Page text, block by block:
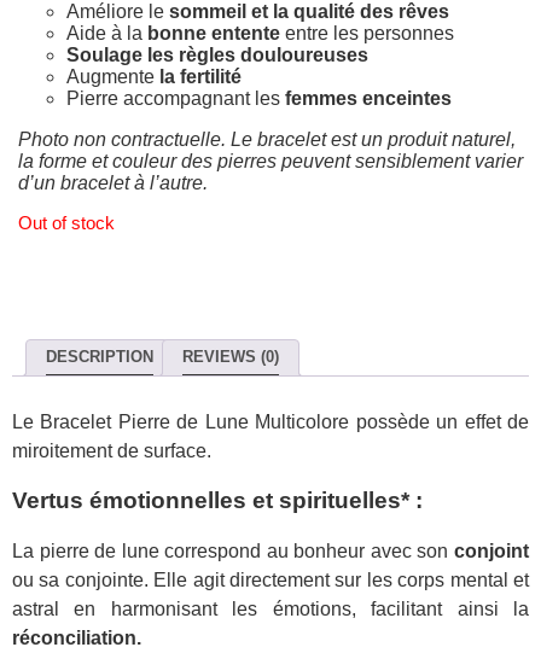
Améliore le sommeil et la qualité des rêves
Aide à la bonne entente entre les personnes
Soulage les règles douloureuses
Augmente la fertilité
Pierre accompagnant les femmes enceintes
Photo non contractuelle. Le bracelet est un produit naturel,
la forme et couleur des pierres peuvent sensiblement varier
d’un bracelet à l’autre.
Out of stock
DESCRIPTION REVIEWS (0)
Le Bracelet Pierre de Lune Multicolore possède un effet de
miroitement de surface.
Vertus émotionnelles et spirituelles* :
La pierre de lune correspond au bonheur avec son conjoint
ou sa conjointe. Elle agit directement sur les corps mental et
astral en harmonisant les émotions, facilitant ainsi la
réconciliation.